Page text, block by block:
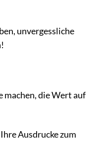
unvergessliche
machen, die Wert auf
Ausdrucke zum